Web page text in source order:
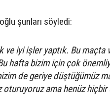
şunları söyledi:
ve iyi işler yaptık. Bu maçta
hafta bizim için çok
de geriye düştüğümüz
oturuyoruz ama henüz